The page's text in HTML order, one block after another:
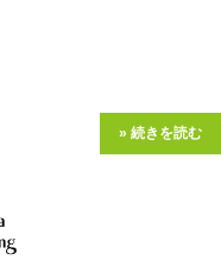
» 続きを読む